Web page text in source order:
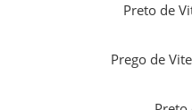
Preto de
Prego de